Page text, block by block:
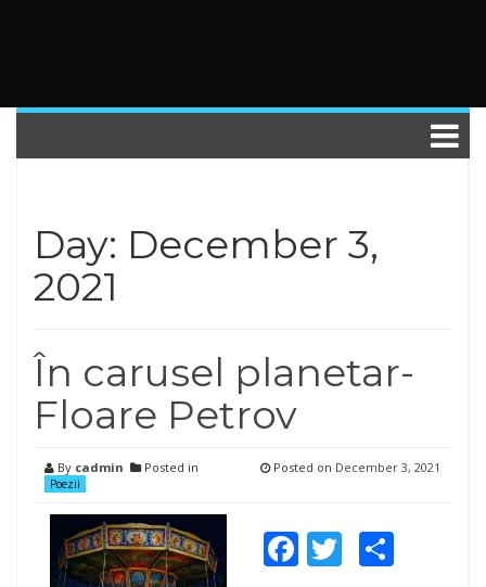
Day: December 3,
2021
În carusel planetar-
Floare Petrov
By cadmin Posted in
Poezii
Posted on December 3, 2021
Facebook
TwitterShare